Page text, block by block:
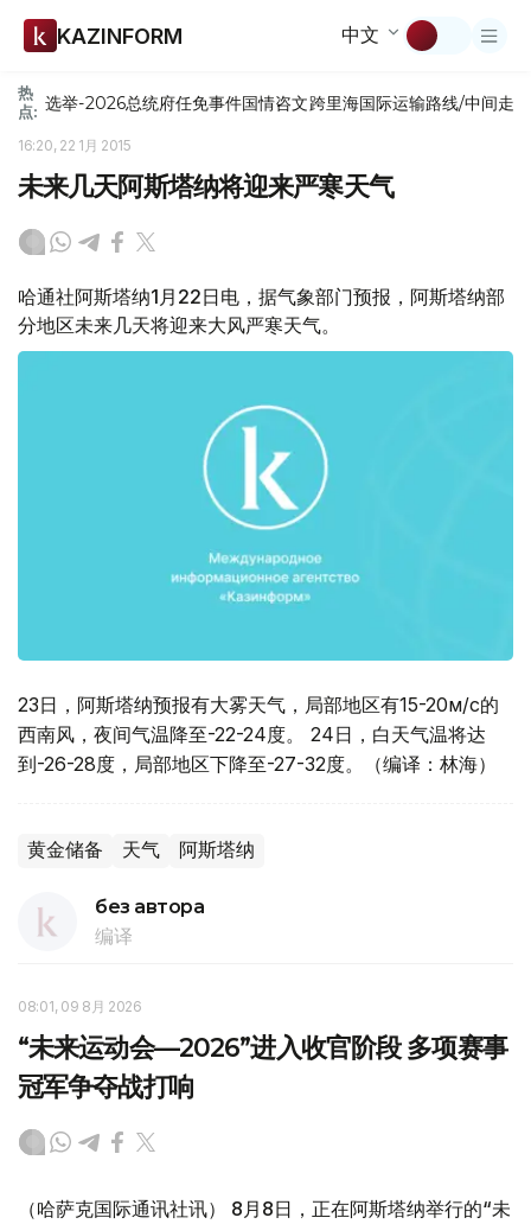
KAZINFORM 中文
热
点: 选举-2026总统府任免事件国情咨文跨里海国际运输路线/中间走廊
16:20, 22 1月 2015
未来几天阿斯塔纳将迎来严寒天气
哈通社阿斯塔纳1月22日电，据气象部门预报，阿斯塔纳部
分地区未来几天将迎来大风严寒天气。
23日，阿斯塔纳预报有大雾天气，局部地区有15-20м/с的
西南风，夜间气温降至-22-24度。 24日，白天气温将达
到-26-28度，局部地区下降至-27-32度。（编译：林海）
黄金储备 天气 阿斯塔纳
без автора
编译
08:01, 09 8月 2026
“未来运动会—2026”进入收官阶段 多项赛事
冠军争夺战打响
（哈萨克国际通讯社讯） 8月8日，正在阿斯塔纳举行的“未